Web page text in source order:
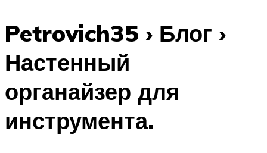
Petrovich35 › Блог ›
Настенный
органайзер для
инструмента.